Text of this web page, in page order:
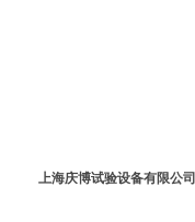
上海庆博试验设备有限公